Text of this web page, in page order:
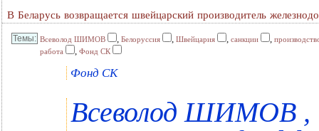
В Беларусь возвращается швейцарский производитель
Всеволод ШИМОВ , Белоруссия , Швейцария , санкции ,
работа
, Фонд СК
Фонд СК
Всеволод ШИМОВ ,